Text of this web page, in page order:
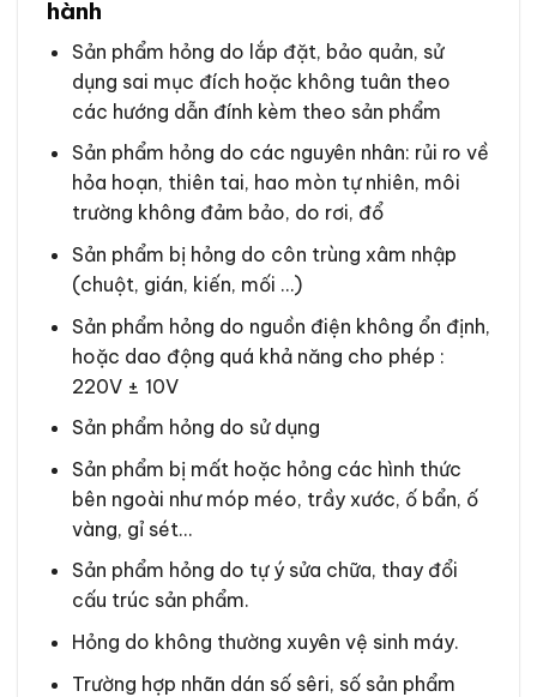
hành
Sản phẩm hỏng do lắp đặt, bảo quản, sử
dụng sai mục đích hoặc không tuân theo
các hướng dẫn đính kèm theo sản phẩm
Sản phẩm hỏng do các nguyên nhân: rủi ro về
hỏa hoạn, thiên tai, hao mòn tự nhiên, môi
trường không đảm bảo, do rơi, đổ
Sản phẩm bị hỏng do côn trùng xâm nhập
(chuột, gián, kiến, mối …)
Sản phẩm hỏng do nguồn điện không ổn định,
hoặc dao động quá khả năng cho phép :
220V ± 10V
Sản phẩm hỏng do sử dụng
Sản phẩm bị mất hoặc hỏng các hình thức
bên ngoài như móp méo, trầy xước, ố bẩn, ố
vàng, gỉ sét…
Sản phẩm hỏng do tự ý sửa chữa, thay đổi
cấu trúc sản phẩm.
Hỏng do không thường xuyên vệ sinh máy.
Trường hợp nhãn dán số sêri, số sản phẩm